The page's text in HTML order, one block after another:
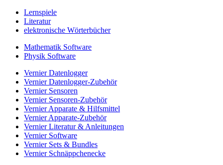
Lernspiele
Literatur
elektronische Wörterbücher
Mathematik Software
Physik Software
Vernier Datenlogger
Vernier Datenlogger-Zubehör
Vernier Sensoren
Vernier Sensoren-Zubehör
Vernier Apparate & Hilfsmittel
Vernier Apparate-Zubehör
Vernier Literatur & Anleitungen
Vernier Software
Vernier Sets & Bundles
Vernier Schnäppchenecke